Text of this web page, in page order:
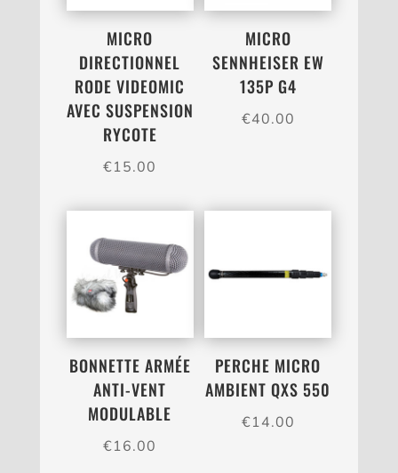
MICRO
DIRECTIONNEL
RODE VIDEOMIC
AVEC SUSPENSION
RYCOTE
€15.00
MICRO
SENNHEISER EW
135P G4
€40.00
BONNETTE ARMÉE
ANTI-VENT
MODULABLE
€16.00
PERCHE MICRO
AMBIENT QXS 550
€14.00